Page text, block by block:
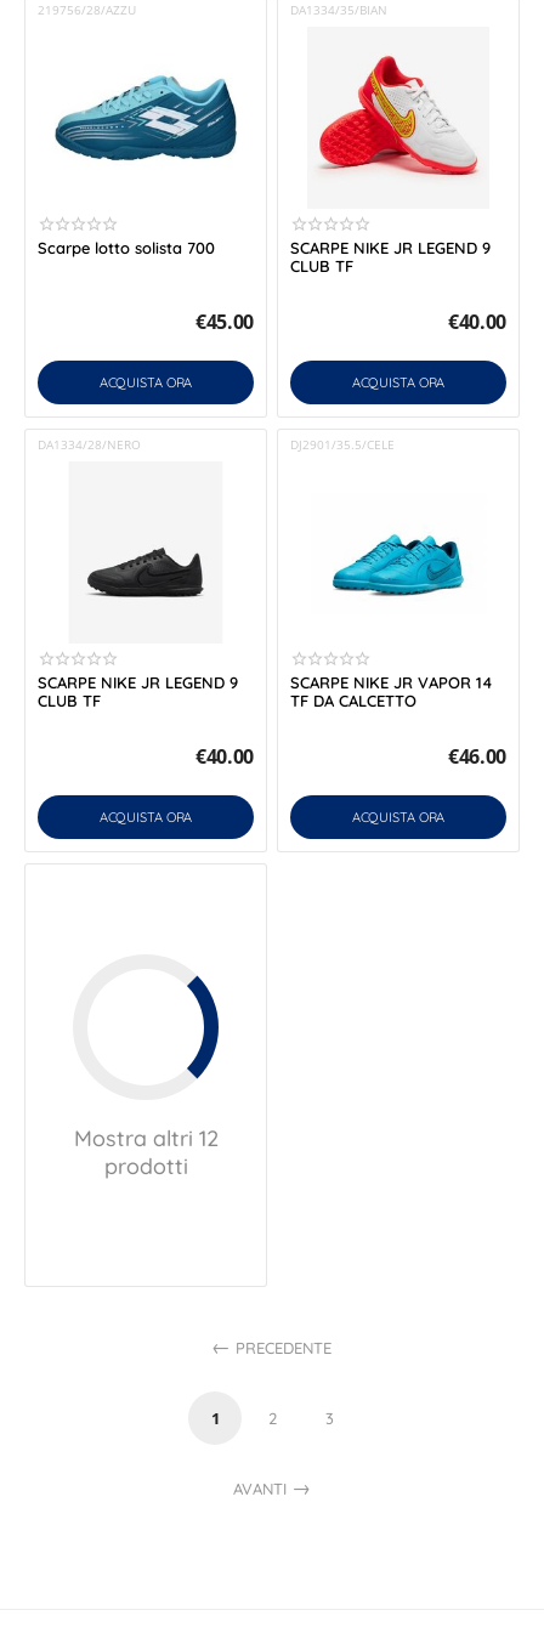
219756/28/AZZU
Scarpe lotto solista 700
€45.00
ACQUISTA ORA
DA1334/35/BIAN
SCARPE NIKE JR LEGEND 9
CLUB TF
€40.00
ACQUISTA ORA
DA1334/28/NERO
SCARPE NIKE JR LEGEND 9
CLUB TF
€40.00
ACQUISTA ORA
DJ2901/35.5/CELE
SCARPE NIKE JR VAPOR 14
TF DA CALCETTO
€46.00
ACQUISTA ORA
Mostra altri 12
prodotti
PRECEDENTE
1 2 3
AVANTI